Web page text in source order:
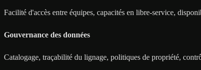
Facilité d'accès entre équipes, capacités en libre-service,
Gouvernance des données
Catalogage, traçabilité du lignage, politiques de propriété,